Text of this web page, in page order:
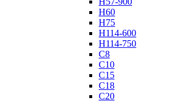
Н60
Н75
Н114-600
Н114-750
С8
С10
С15
С18
С20